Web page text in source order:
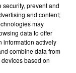
»
prevent and
and content;
may
data to offer
information actively
combine data from
based on